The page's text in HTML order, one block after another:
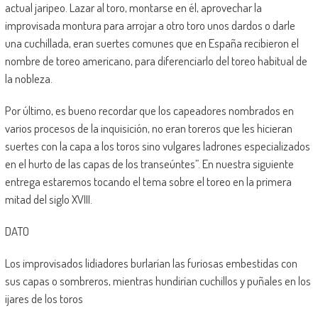
actual jaripeo. Lazar al toro, montarse en él, aprovechar la
improvisada montura para arrojar a otro toro unos dardos o darle
una cuchillada, eran suertes comunes que en España recibieron el
nombre de toreo americano, para diferenciarlo del toreo habitual de
la nobleza.
Por último, es bueno recordar que los capeadores nombrados en
varios procesos de la inquisición, no eran toreros que les hicieran
suertes con la capa a los toros sino vulgares ladrones especializados
en el hurto de las capas de los transeúntes”. En nuestra siguiente
entrega estaremos tocando el tema sobre el toreo en la primera
mitad del siglo XVIII.
DATO
Los improvisados lidiadores burlarían las furiosas embestidas con
sus capas o sombreros, mientras hundirían cuchillos y puñales en los
ijares de los toros